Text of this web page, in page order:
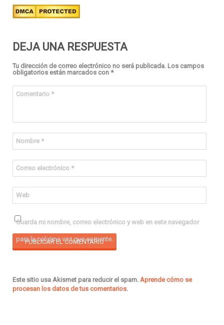
DEJA UNA RESPUESTA
Tu dirección de correo electrónico no será publicada. Los campos
obligatorios están marcados con *
Comentario *
Nombre *
Correo electrónico *
Web
Guarda mi nombre, correo electrónico y web en este navegador
para la próxima vez que comente.
Este sitio usa Akismet para reducir el spam. Aprende cómo se
procesan los datos de tus comentarios.